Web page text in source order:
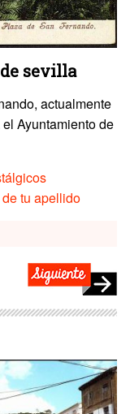
sevilla
actualmente
Ayuntamiento de
tu apellido